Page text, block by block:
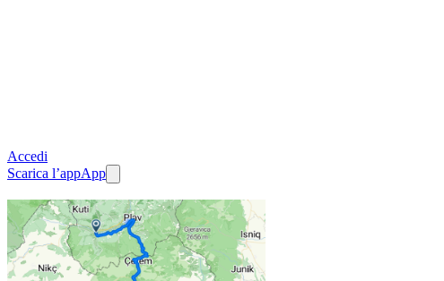
Accedi
Scarica l’appApp